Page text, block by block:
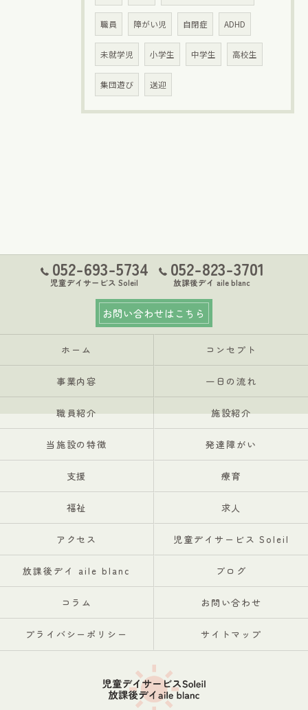
職員 障がい児 自閉症 ADHD
未就学児 小学生 中学生 高校生
集団遊び 送迎
052-693-5734
児童デイサービス Soleil
052-823-3701
放課後デイ aile blanc
お問い合わせはこちら
ホーム コンセプト
事業内容 一日の流れ
職員紹介 施設紹介
当施設の特徴 発達障がい
支援 療育
福祉 求人
アクセス 児童デイサービス Soleil
放課後デイ aile blanc ブログ
コラム お問い合わせ
プライバシーポリシー サイトマップ